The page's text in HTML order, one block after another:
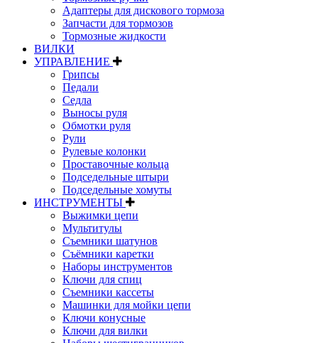
Адаптеры для дискового тормоза
Запчасти для тормозов
Тормозные жидкости
ВИЛКИ
УПРАВЛЕНИЕ
Грипсы
Педали
Седла
Выносы руля
Обмотки руля
Рули
Рулевые колонки
Проставочные кольца
Подседельные штыри
Подседельные хомуты
ИНСТРУМЕНТЫ
Выжимки цепи
Мультитулы
Съемники шатунов
Съёмники каретки
Наборы инструментов
Ключи для спиц
Съемники кассеты
Машинки для мойки цепи
Ключи конусные
Ключи для вилки